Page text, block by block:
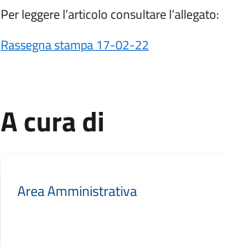
Per leggere l’articolo consultare l’allegato:
Rassegna stampa 17-02-22
A cura di
Area Amministrativa